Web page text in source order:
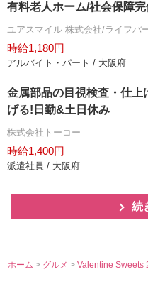
有料老人ホーム/社会保障完
ユアスマイル 株式会社/ライフパ
時給1,180円
アルバイト・パート / 大阪府
金属部品の目視検査・仕
げる!日勤&土日休み
株式会社トーコー
時給1,400円
派遣社員 / 大阪府
続
ホーム > グルメ>Valentine Sweets